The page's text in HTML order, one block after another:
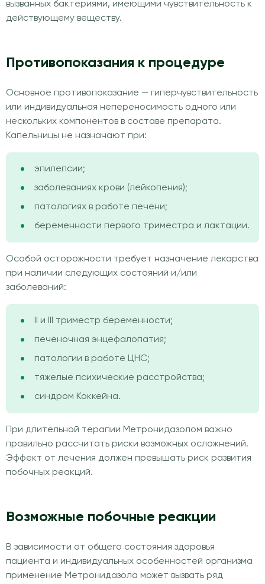
вызванных бактериями, имеющими чувствительность к
действующему веществу.
Противопоказания к процедуре
Основное противопоказание — гиперчувствительность
или индивидуальная непереносимость одного или
нескольких компонентов в составе препарата.
Капельницы не назначают при:
эпилепсии;
заболеваниях крови (лейкопения);
патологиях в работе печени;
беременности первого триместра и лактации.
Особой осторожности требует назначение лекарства
при наличии следующих состояний и/или
заболеваний:
II и III триместр беременности;
печеночная энцефалопатия;
патологии в работе ЦНС;
тяжелые психические расстройства;
синдром Коккейна.
При длительной терапии Метронидазолом важно
правильно рассчитать риски возможных осложнений.
Эффект от лечения должен превышать риск развития
побочных реакций.
Возможные побочные реакции
В зависимости от общего состояния здоровья
пациента и индивидуальных особенностей организма
применение Метронидазола может вызвать ряд